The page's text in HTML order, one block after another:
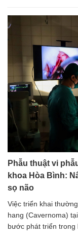
Phẫu thuật vi
khoa Hòa Bình:
sọ não
Việc triển khai
hang (Cavernoma)
bước phát triển trong